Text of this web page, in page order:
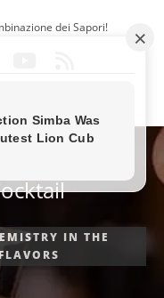
dei Sapori!
IN THE